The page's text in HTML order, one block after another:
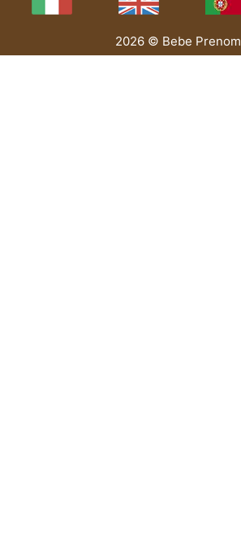
2026 © Bebe Prenom